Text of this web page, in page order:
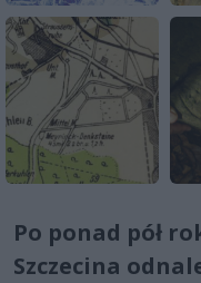
Po ponad pół
Szczecina